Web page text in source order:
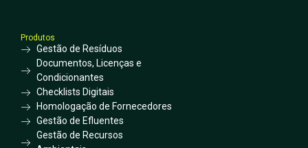
Produtos
Gestão de Resíduos
Documentos, Licenças e
Condicionantes
Checklists Digitais
Homologação de Fornecedores
Gestão de Efluentes
Gestão de Recursos